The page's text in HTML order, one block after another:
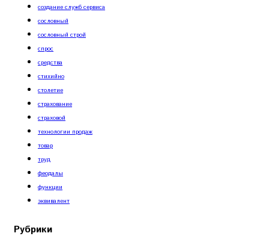
создание служб сервиса
сословный
сословный строй
спрос
средства
стихийно
столетие
страхование
страховой
технологии продаж
товар
труд
феодалы
функции
эквивалент
Рубрики